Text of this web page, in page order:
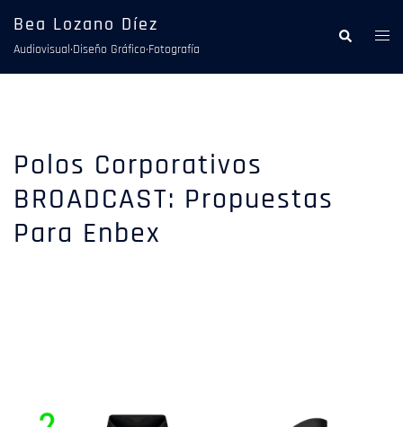
contenido
Bea Lozano Díez
Audiovisual·Diseño Gráfico·Fotografía
Buscar
Polos Corporativos
BROADCAST: Propuestas
Para Enbex